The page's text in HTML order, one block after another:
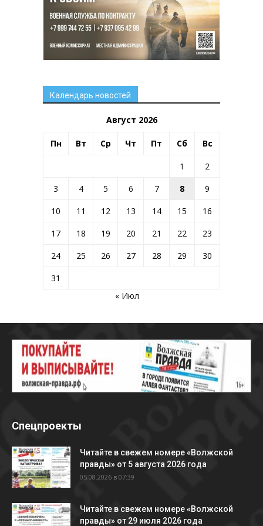
Календарь новостей
Август 2026
Пн Вт Ср Чт Пт Сб Вс
1
2
3
4 5 6 7 8
9
10
11 12 13 14 15
16
17
18 19 20 21 22
23
24
25 26 27 28 29
30
31
« Июл
Спецпроекты
Читайте в свежем номере «Волжской
правды» от 5 августа 2026 года
05.08.2026 в 07:39
Читайте в свежем номере «Волжской
правды» от 29 июля 2026 года